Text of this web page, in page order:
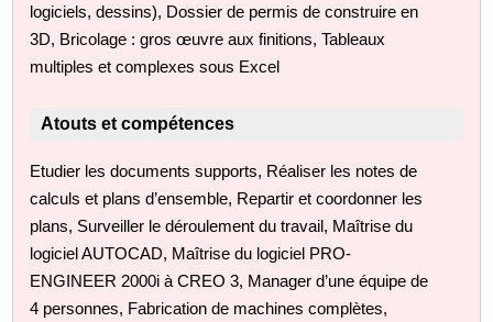
logiciels, dessins), Dossier de permis de construire en
3D, Bricolage : gros œuvre aux finitions, Tableaux
multiples et complexes sous Excel
Atouts et compétences
Etudier les documents supports, Réaliser les notes de
calculs et plans d’ensemble, Repartir et coordonner les
plans, Surveiller le déroulement du travail, Maîtrise du
logiciel AUTOCAD, Maîtrise du logiciel PRO-
ENGINEER 2000i à CREO 3, Manager d’une équipe de
4 personnes, Fabrication de machines complètes,